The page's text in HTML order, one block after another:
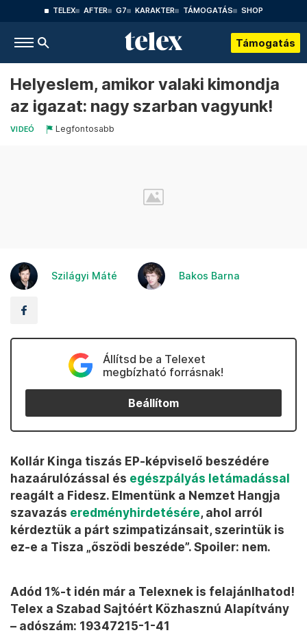
TELEX AFTER G7 KARAKTER TÁMOGATÁS SHOP
Támogatás
Helyeslem, amikor valaki kimondja
az igazat: nagy szarban vagyunk!
VIDEÓ Legfontosabb
Szilágyi Máté Bakos Barna
Állítsd be a Telexet
megbízható forrásnak!
Beállítom
Kollár Kinga tiszás EP-képviselő beszédére
hazaárulózással és egészpályás letámadással
reagált a Fidesz. Elmentünk a Nemzet Hangja
szavazás eredményhirdetésére, ahol arról
kérdeztük a párt szimpatizánsait, szerintük is
ez-e a Tisza „őszödi beszéde”. Spoiler: nem.
Adód 1%-t idén már a Telexnek is felajánlhatod!
Telex a Szabad Sajtóért Közhasznú Alapítvány
– adószám: 19347215-1-41